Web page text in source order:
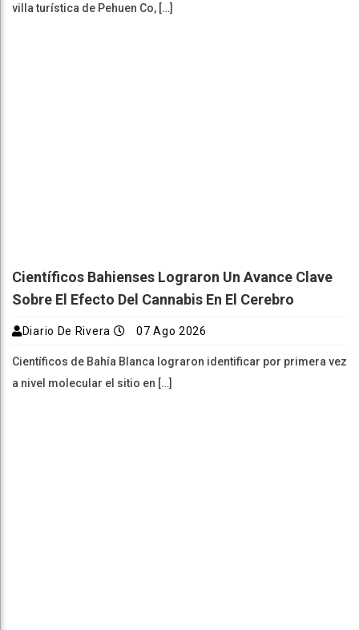
villa turística de Pehuen Co, […]
Científicos Bahienses Lograron Un Avance Clave
Sobre El Efecto Del Cannabis En El Cerebro
Diario De Rivera 07 Ago 2026
Científicos de Bahía Blanca lograron identificar por primera vez
a nivel molecular el sitio en […]